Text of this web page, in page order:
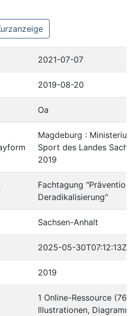
2021-07-07
2019-08-20
Oa
Magdeburg :
Sport des Landes
2019
Fachtagung "Prävention
Deradikalisierung"
Sachsen-Anhalt
2025-05-30T07:12:13Z
2019
1 Online-Ressource (76
Illustrationen,